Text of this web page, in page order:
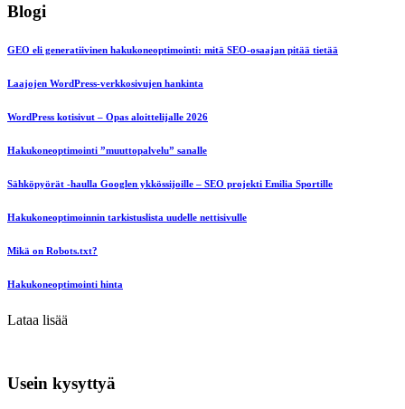
Blogi
GEO eli generatiivinen hakukoneoptimointi: mitä SEO-osaajan pitää tietää
Laajojen WordPress-verkkosivujen hankinta
WordPress kotisivut – Opas aloittelijalle 2026
Hakukoneoptimointi ”muuttopalvelu” sanalle
Sähköpyörät -haulla Googlen ykkössijoille – SEO projekti Emilia Sportille
Hakukoneoptimoinnin tarkistuslista uudelle nettisivulle
Mikä on Robots.txt?
Hakukoneoptimointi hinta
Lataa lisää
Usein kysyttyä